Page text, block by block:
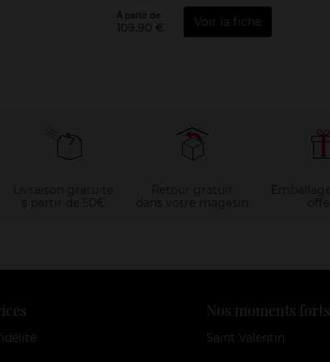
À partir de
109,90 € Voir la fiche
Nos moments forts
Saint Valentin